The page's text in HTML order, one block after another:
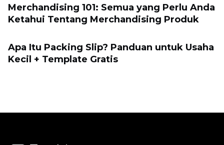
Merchandising 101: Semua yang Perlu Anda
Ketahui Tentang Merchandising Produk
Apa Itu Packing Slip? Panduan untuk Usaha
Kecil + Template Gratis